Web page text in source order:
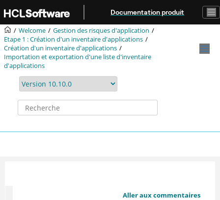
Aller au contenu principal
Documentation produit
Welcome
Gestion des risques d'application
Etape 1 : Création d'un inventaire d'applications
Création d'un inventaire d'applications
Importation et exportation d'une liste d'inventaire
d'applications
Aller aux commentaires